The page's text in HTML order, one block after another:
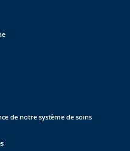
de notre système de soins